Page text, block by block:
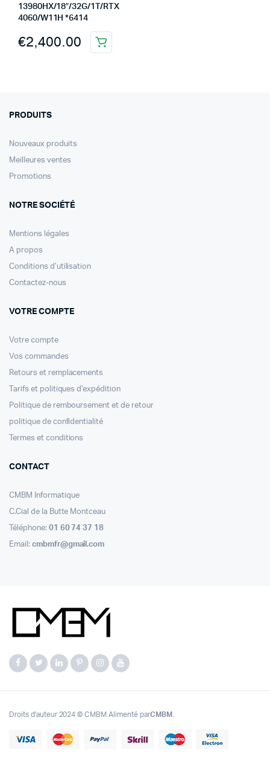
13980HX/18″/32G/1T/RTX
4060/W11H *6414
€2,400.00
PRODUITS
Nouveaux produits
Meilleures ventes
Promotions
NOTRE SOCIÉTÉ
Mentions légales
A propos
Conditions d’utilisation
Contactez-nous
VOTRE COMPTE
Votre compte
Vos commandes
Retours et remplacements
Tarifs et politiques d’expédition
Politique de remboursement et de retour
politique de confidentialité
Termes et conditions
CONTACT
CMBM Informatique
C.Cial de la Butte Montceau
Téléphone: 01 60 74 37 18
Email: cmbmfr@gmail.com
Droits d'auteur 2024 © CMBM Alimenté parCMBM